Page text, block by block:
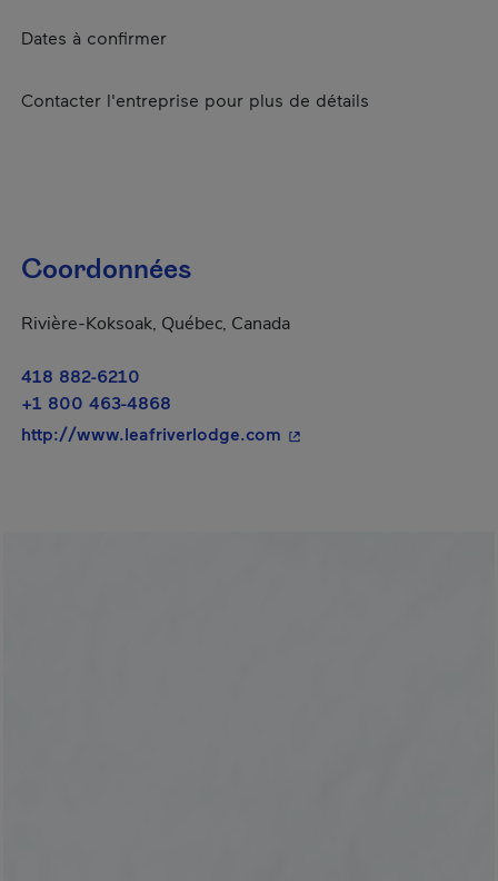
Dates à confirmer
Contacter l'entreprise pour plus de détails
Coordonnées
Rivière-Koksoak, Québec, Canada
418 882-6210
+1 800 463-4868
http://www.leafriverlodge.com - Cet hyperlien s'ouvrira